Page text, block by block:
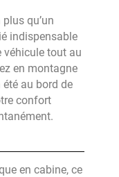
qu’un
indispensable
véhicule tout au
en montagne
au bord de
confort
en cabine, ce